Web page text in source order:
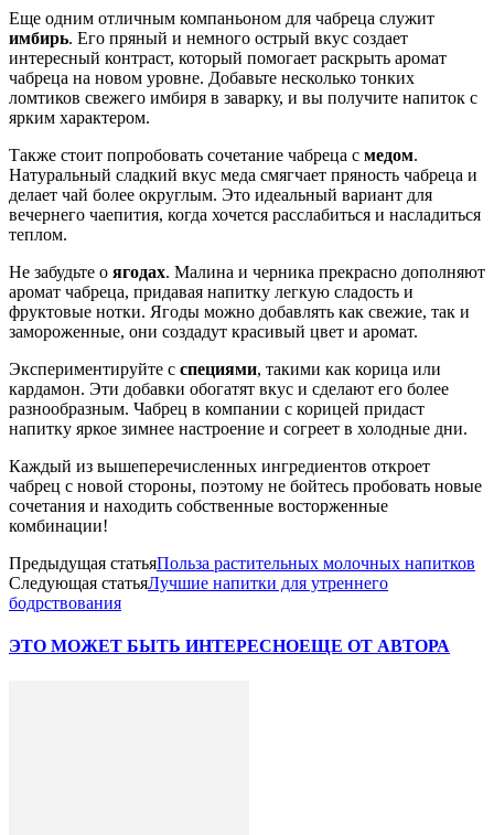
Еще одним отличным компаньоном для чабреца служит
имбирь. Его пряный и немного острый вкус создает
интересный контраст, который помогает раскрыть аромат
чабреца на новом уровне. Добавьте несколько тонких
ломтиков свежего имбиря в заварку, и вы получите напиток с
ярким характером.
Также стоит попробовать сочетание чабреца с медом.
Натуральный сладкий вкус меда смягчает пряность чабреца и
делает чай более округлым. Это идеальный вариант для
вечернего чаепития, когда хочется расслабиться и насладиться
теплом.
Не забудьте о ягодах. Малина и черника прекрасно дополняют
аромат чабреца, придавая напитку легкую сладость и
фруктовые нотки. Ягоды можно добавлять как свежие, так и
замороженные, они создадут красивый цвет и аромат.
Экспериментируйте с специями, такими как корица или
кардамон. Эти добавки обогатят вкус и сделают его более
разнообразным. Чабрец в компании с корицей придаст
напитку яркое зимнее настроение и согреет в холодные дни.
Каждый из вышеперечисленных ингредиентов откроет
чабрец с новой стороны, поэтому не бойтесь пробовать новые
сочетания и находить собственные восторженные
комбинации!
Предыдущая статьяПольза растительных молочных напитков
Следующая статьяЛучшие напитки для утреннего
бодрствования
ЭТО МОЖЕТ БЫТЬ ИНТЕРЕСНОЕЩЕ ОТ АВТОРА